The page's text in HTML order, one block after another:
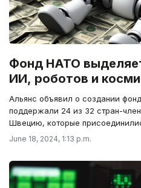
Фонд НАТО
ИИ, роботов и
Альянс объявил о создании
поддержали 24 из 32 стран-
Швецию, которые
June 18, 2024, 1:13 p.m.